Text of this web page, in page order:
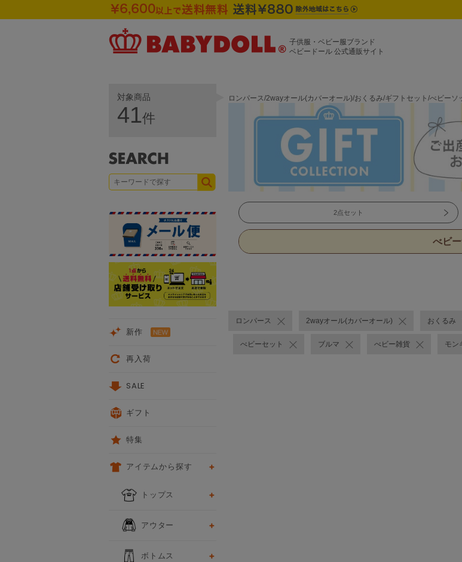
子供服・ベビー服ブランド
ベビードール 公式通販サイト
ロンパース/2wayオール(カバーオール)/おくるみ/ギフトセット/べビー
2点セット
べビ
ロンパース 2wayオール(カバーオール) おくるみ
べビーセット ブルマ べビー雑貨 モン
対象商品
41件
新作
再入荷
SALE
ギフト
特集
アイテムから探す
トップス
アウター
ボトムス